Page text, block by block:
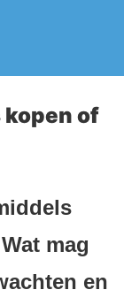
kopen of
mag
en